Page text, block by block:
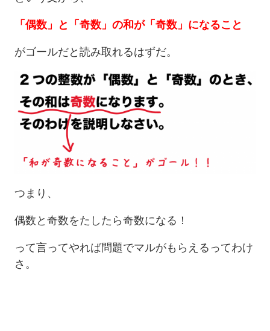
「偶数」と「奇数」の和が「奇数」になること
がゴールだと読み取れるはずだ。
つまり、
偶数と奇数をたしたら奇数になる！
って言ってやれば問題でマルがもらえるってわけ
さ。